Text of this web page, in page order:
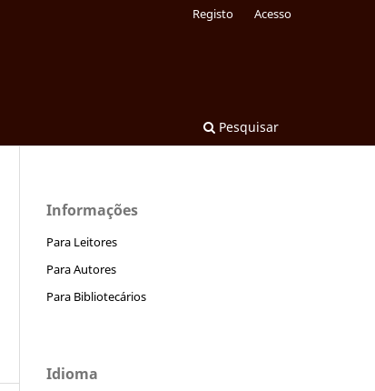
Pesquisar
Registo Acesso
Informações
Para Leitores
Para Autores
Para Bibliotecários
Idioma